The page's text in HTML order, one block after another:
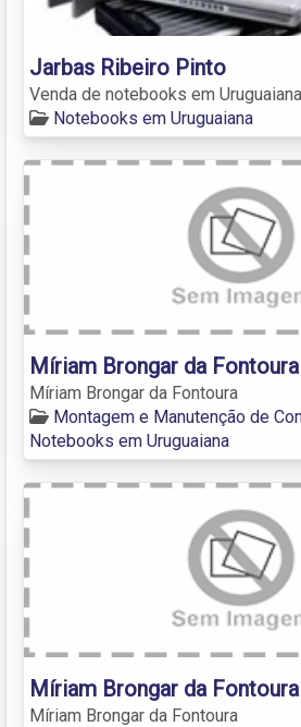
Jarbas Ribeiro Pinto
Venda de notebooks em
Notebooks em Uruguaiana
Míriam Brongar da Fontoura
Míriam Brongar da Fontoura
Montagem e Manutenção de
Notebooks em Uruguaiana
Míriam Brongar da Fontoura
Míriam Brongar da Fontoura